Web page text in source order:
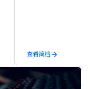
查看简档